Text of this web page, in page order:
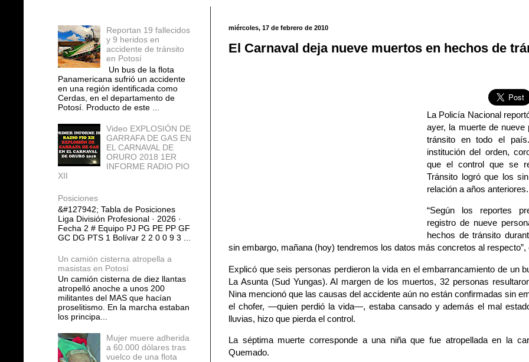
miércoles, 17 de febrero de 2010
El Carnaval deja nueve muertos en hechos de
La Policía Nacional
ayer, la muerte de
tránsito en todo el
institución del orden,
que el control que se
Tránsito logró que los
relación a años anteriores.
“Según los reportes
registro de nueve
hechos de tránsito
sin embargo, mañana (hoy) tendremos los datos más concretos al respecto”,
Explicó que seis personas perdieron la vida en el embarrancamiento de un
La Asunta (Sud Yungas). Al margen de los muertos, 32 personas
Nina mencionó que las causas del accidente aún no están confirmadas sin
el chofer, —quien perdió la vida—, estaba cansado y además el mal
lluvias, hizo que pierda el control.
La séptima muerte corresponde a una niña que fue atropellada en la
Quemado.
Reportan 19 fallecidos
y 9 heridos en
accidente de tránsito
en Potosí
Un bus de la flota
Panamericana sufrió un accidente
en una región identificada como
Cerdas, en el departamento de
Potosí. Producto de este ...
Video EXPLOSIÓN DE
GARRAFA DE GAS EN
EL CARNAVAL DE
ORURO 2018 1ER
INFORME RADIO PIO
XII
Posiciones
&#127942; Tabla de Posiciones
Liga División Profesional · 2026 ·
Fecha 2 # Equipo PJ PG PE PP GF
GC DG PTS 1 Bolívar 2 2 0 0 9 3 ...
Un camión cisterna atropella a
masistas en Potosí
Un camión cisterna de diez llantas
atropelló anoche a unos 200
militantes del MAS que hacían
proselitismo. En la marcha estaban
los principa...
Mujer muere adherida
a 60.000 dólares tras
vuelco de una flota